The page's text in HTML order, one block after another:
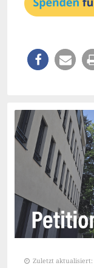
Zuletzt aktualisiert: